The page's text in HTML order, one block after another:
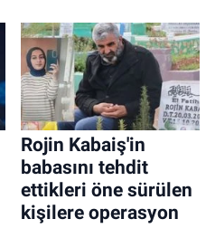
Rojin Kabaiş'in
babasını tehdit
ettikleri öne sürülen
kişilere operasyon